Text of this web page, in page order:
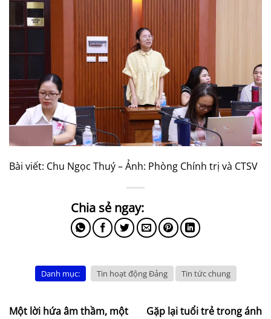
Bài viết: Chu Ngọc Thuý – Ảnh: Phòng Chính trị và CTSV
Danh mục: Tin hoạt động Đảng Tin tức chung
Một lời hứa âm thầm, một
Gặp lại tuổi trẻ trong ánh